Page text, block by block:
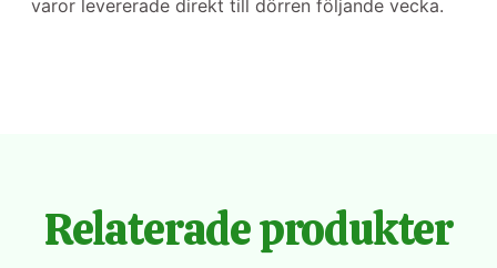
varor levererade direkt till dörren följande vecka.
Relaterade produkter